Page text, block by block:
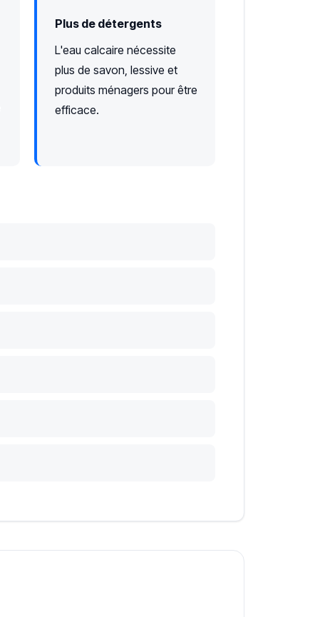
Plus de détergents
L'eau calcaire nécessite
plus de savon, lessive et
produits ménagers pour être
efficace.